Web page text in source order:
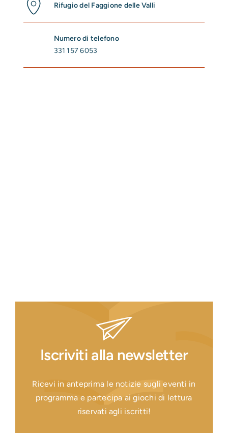
Rifugio del Faggione delle Valli
Numero di telefono
331 157 6053
Iscriviti alla newsletter
Ricevi in anteprima le notizie sugli eventi in
programma e partecipa ai giochi di lettura
riservati agli iscritti!